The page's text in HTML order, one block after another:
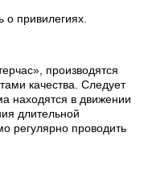
о привилегиях.
производятся
качества. Следует
находятся в движении
длительной
регулярно проводить